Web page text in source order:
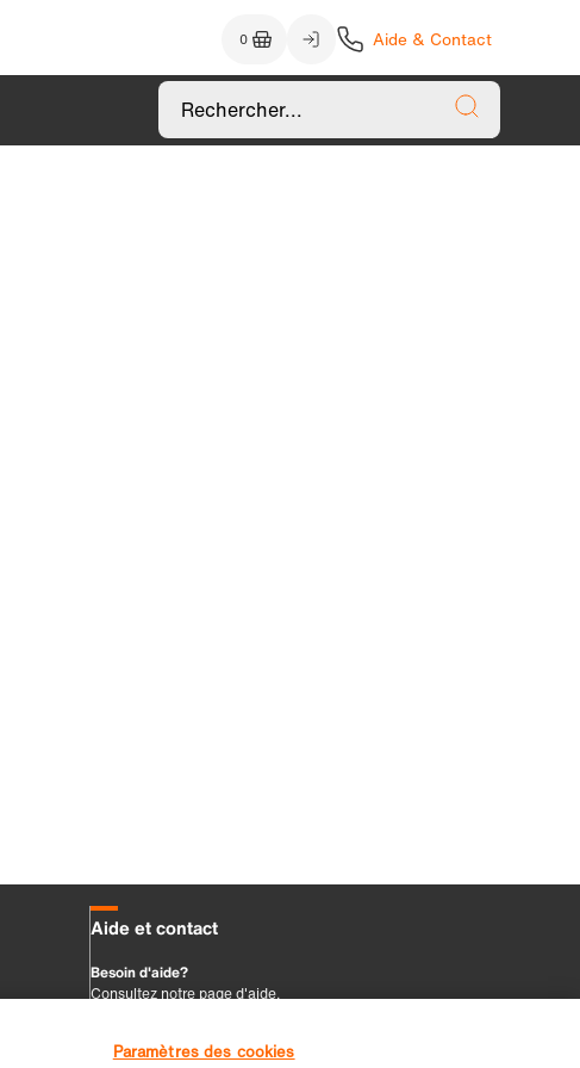
Paramètres des cookies